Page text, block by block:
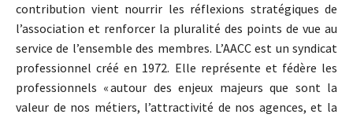
contribution vient nourrir les réflexions stratégiques de
l’association et renforcer la pluralité des points de vue au
service de l’ensemble des membres. L’AACC est un syndicat
professionnel créé en 1972. Elle représente et fédère les
professionnels « autour des enjeux majeurs que sont la
valeur de nos métiers, l’attractivité de nos agences, et la